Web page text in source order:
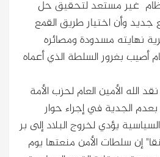
غير مستعد لتحقيق حل
جديد وأن اختيار طريق القمع
نهايته مسدودة ومصائره
أصيب بغرور السلطة الذي أعماه
الله الأمين العام لحزب الأمة
الجدية في إجراء حوار
يؤدي لخروج البلاد إلى بر
إن سلطات الأمن منعتها يوم